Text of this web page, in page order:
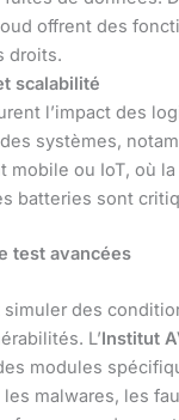
offrent des
droits.
scalabilité
l’impact des
systèmes,
mobile ou IoT, où
batteries sont
test avancées
des
L’Institut
modules
malwares, les